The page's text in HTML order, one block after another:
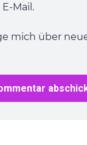
Mail.
mich über